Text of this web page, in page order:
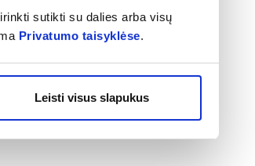
sutikti su dalies arba visų
Privatumo taisyklėse.
Leisti visus slapukus